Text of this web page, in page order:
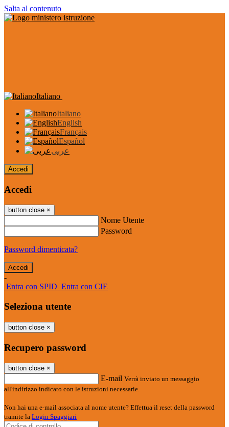
Salta al contenuto
Italiano
Italiano
English
Français
Español
عربى
Accedi
Accedi
button close ×
Nome Utente
Password
Password dimenticata?
-
Entra con SPID Entra con CIE
Seleziona utente
button close ×
Recupero password
button close ×
E-mail Verrà inviato un messaggio
all'indirizzo indicato con le istruzioni necessarie.
Non hai una e-mail associata al nome utente? Effettua il reset della password
tramite la Login Spaggiari